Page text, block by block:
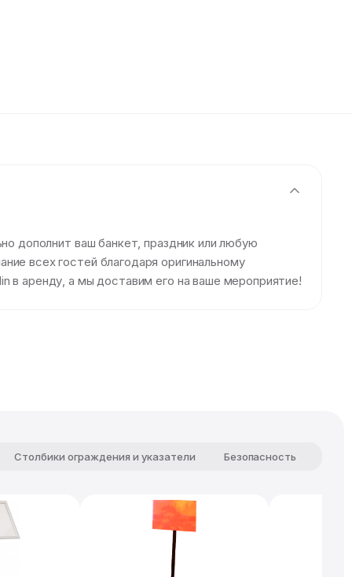
дополнит ваш банкет, праздник или любую
всех гостей благодаря оригинальному
в аренду, а мы доставим его на ваше мероприятие!
Столбики ограждения и указатели Безопасность